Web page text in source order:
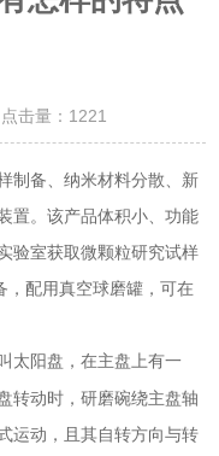
击量： 1221
制备、纳米材料分散、新
置。该产品体积小、功能
验室获取微颗粒研究试样
，配用真空球磨罐，可在
太阳盘，在主盘上有一
转动时，研磨碗绕主盘轴
运动，且其自转方向与转